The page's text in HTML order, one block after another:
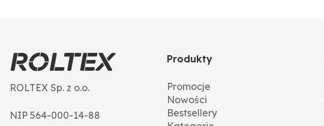
ROLTEX Sp. z o.o.
NIP 564-000-14-88
Produkty
Promocje
Nowości
Bestsellery